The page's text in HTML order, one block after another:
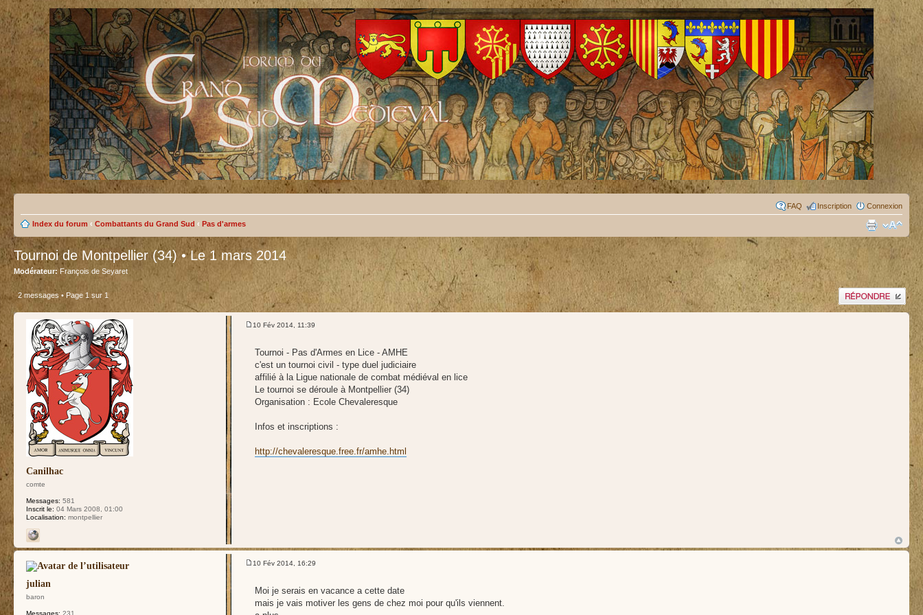
FAQ Inscription Connexion
Index du forum ‹ Combattants du Grand Sud ‹ Pas d'armes
Tournoi de Montpellier (34) • Le 1 mars 2014
Modérateur: François de Seyaret
Publier une réponse
2 messages • Page 1 sur 1
Canilhac
comte
Messages: 581
Inscrit le: 04 Mars 2008, 01:00
Localisation: montpellier
10 Fév 2014, 11:39
Tournoi - Pas d'Armes en Lice - AMHE
c'est un tournoi civil - type duel judiciaire
affilié à la Ligue nationale de combat médiéval en lice
Le tournoi se déroule à Montpellier (34)
Organisation : Ecole Chevaleresque
Infos et inscriptions :
http://chevaleresque.free.fr/amhe.html
julian
baron
Messages: 231
10 Fév 2014, 16:29
Moi je serais en vacance a cette date
mais je vais motiver les gens de chez moi pour qu'ils viennent.